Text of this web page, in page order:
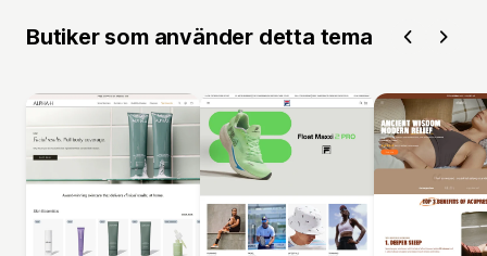
Butiker som använder detta tema